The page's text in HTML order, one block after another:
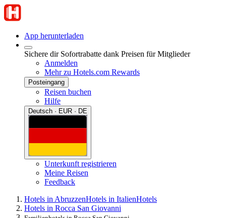
App herunterladen
Sichere dir Sofortrabatte dank Preisen für Mitglieder
Anmelden
Mehr zu Hotels.com Rewards
Posteingang
Reisen buchen
Hilfe
Deutsch · EUR · DE
Unterkunft registrieren
Meine Reisen
Feedback
Hotels in AbruzzenHotels in ItalienHotels
Hotels in Rocca San Giovanni